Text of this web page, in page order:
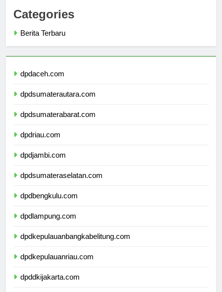
Categories
Berita Terbaru
dpdaceh.com
dpdsumaterautara.com
dpdsumaterabarat.com
dpdriau.com
dpdjambi.com
dpdsumateraselatan.com
dpdbengkulu.com
dpdlampung.com
dpdkepulauanbangkabelitung.com
dpdkepulauanriau.com
dpddkijakarta.com